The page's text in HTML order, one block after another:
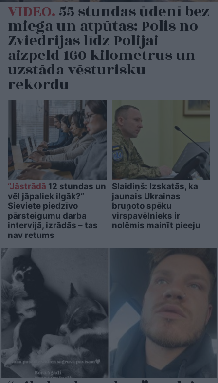
VIDEO.55 stundas ūdenī bez
miega un atpūtas: Polis no
Zviedrijas līdz Polijai
aizpeld 160 kilometrus un
uzstāda vēsturisku
rekordu
“Jāstrādā 12 stundas un
vēl jāpaliek ilgāk?”
Sieviete piedzīvo
pārsteigumu darba
intervijā, izrādās – tas
nav retums
Slaidiņš: Izskatās, ka
jaunais Ukrainas
bruņoto spēku
virspavēlnieks ir
nolēmis mainīt pieeju